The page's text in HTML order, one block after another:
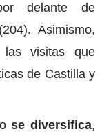
delante de
Asimismo,
visitas que
de Castilla y
se diversifica,